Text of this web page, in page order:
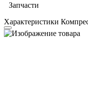
Запчасти
Характеристики